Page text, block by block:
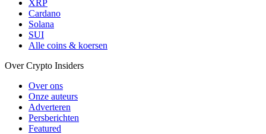
XRP
Cardano
Solana
SUI
Alle coins & koersen
Over Crypto Insiders
Over ons
Onze auteurs
Adverteren
Persberichten
Featured